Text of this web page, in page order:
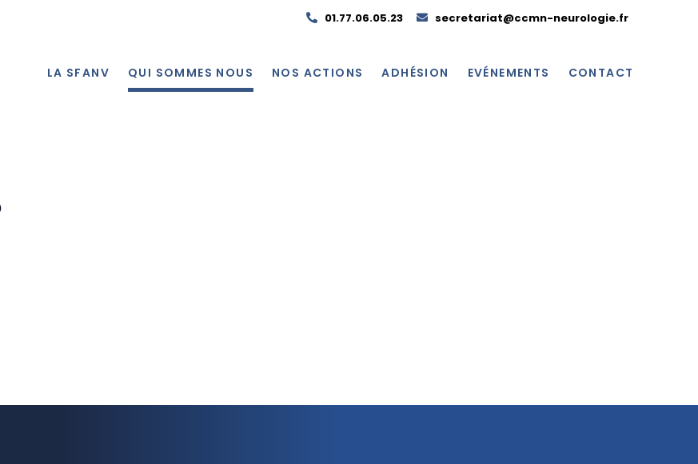
01.77.06.05.23 secretariat@ccmn-neurologie.fr
LA SFANV QUI SOMMES NOUS NOS ACTIONS ADHÉSION EVÉNEMENTS CONTACT